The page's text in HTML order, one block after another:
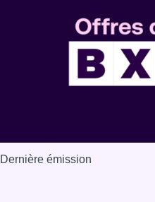
Dernière émission